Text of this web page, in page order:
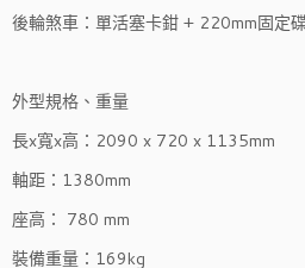
後輪煞車：單活塞卡鉗 + 220mm固定
外型規格、重量
長x寬x高：2090 x 720 x 1135mm
軸距：1380mm
座高： 780 mm
裝備重量：169kg